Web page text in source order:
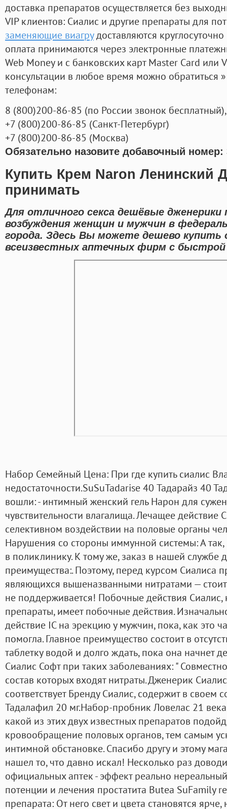
доставка препаратов осуществляется без
VIP клиентов: Сиалис и другие препараты для
заменяющие виагрудоставляются круглосуточно
оплата принимаются через электронные
Web Money и с банковских карт Master Card или
консультации в любое время можно обратиться
телефонам:
8 (800)200-86-85 (по России звонок бесплатный),
+7 (800)200-86-85 (Санкт-Петербург)
+7 (800)200-86-85 (Москва)
Обязательно назовите добавочный номер:
Купить Крем Naron Ленинский
принимать
Для отличного секса дешёвые
возбуждения женщин и мужчин в
города. Здесь Вы можете дешево купить
всеизвестных аптечных фирм с быстрой
Набор Семейный Цена: При где купить сиалис
недостаточности.SuSuTadarise 40 Тадарайз 40
вошли: - интимный женский гель Нарон для
чувствительности влагалища. Лечащее действие
селективном воздействии на половые органы
Нарушения со стороны иммунной системы: А
в поликлинику. К тому же, заказ в нашей службе
преимущества:. Поэтому, перед курсом Сиалиса
являющихся вышеназванными нитратами — стоит
не поддерживается! Побочные действия
препараты, имеет побочные действия.
действие IC на эрекцию у мужчин, пока, как это
помогла. Главное преимущество состоит в
таблетку водой и долго ждать, пока она начнет
Сиалис Софт при таких заболеваниях: "
состав которых входят нитраты. Дженерик
соответствует Бренду Сиалис, содержит в своем
Тадалафил 20 мг.Набор-пробник Ловелас 21
какой из этих двух известных препаратов
кровообращение половых органов, тем самым
интимной обстановке. Спасибо другу и этому
нашел то, что давно искал! Несколько раз
официальных аптек - эффект реально
потенции и лечения простатита Butea SuFamily
препарата: От него свет и цвета становятся